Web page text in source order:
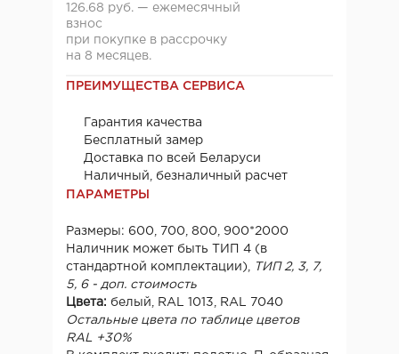
126.68 руб. — ежемесячный
взнос
при покупке в рассрочку
на 8 месяцев.
ПРЕИМУЩЕСТВА СЕРВИСА
Гарантия качества
Бесплатный замер
Доставка по всей Беларуси
Наличный, безналичный расчет
ПАРАМЕТРЫ
Размеры: 600, 700, 800, 900*2000
Наличник может быть ТИП 4 (в
стандартной комплектации),
ТИП 2, 3, 7,
5, 6 - доп. стоимость
Цвета: белый, RAL 1013, RAL 7040
Остальные цвета по таблице цветов
RAL +30%